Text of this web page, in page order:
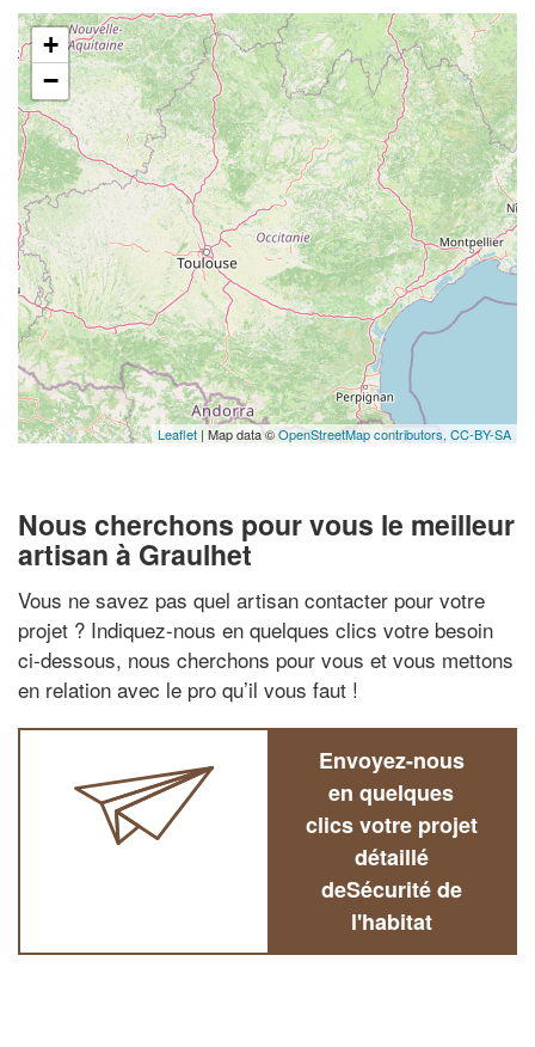
+
−
Leaflet | Map data ©OpenStreetMap contributors, CC-BY-SA
Nous cherchons pour vous le meilleur
artisan à Graulhet
Vous ne savez pas quel artisan contacter pour votre
projet ? Indiquez-nous en quelques clics votre besoin
ci-dessous, nous cherchons pour vous et vous mettons
en relation avec le pro qu’il vous faut !
Envoyez-nous
en quelques
clics votre projet
détaillé
deSécurité de
l'habitat